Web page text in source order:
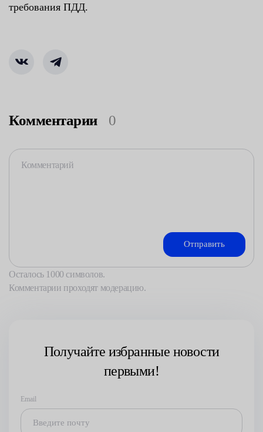
требования ПДД.
Комментарии 0
Осталось 1000 символов.
Комментарии проходят модерацию.
Получайте избранные новости
первыми!
Email